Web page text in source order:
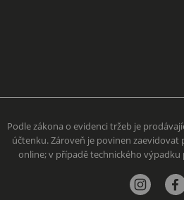
Podle zákona o evidenci tržeb je
účtenku. Zároveň je povinen
online; v případě technického